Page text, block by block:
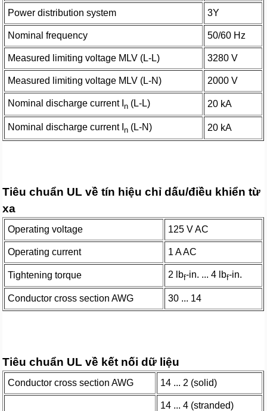
Power distribution system 3Y
Nominal frequency 50/60 Hz
Measured limiting voltage MLV (L-L) 3280 V
Measured limiting voltage MLV (L-N) 2000 V
Nominal discharge current In (L-L) 20 kA
Nominal discharge current In (L-N) 20 kA
Tiêu chuẩn UL về tín hiệu chỉ dấu/điều khiển từ
xa
Operating voltage 125 V AC
Operating current 1 A AC
Tightening torque 2 lbf-in. ... 4 lbf-in.
Conductor cross section AWG 30 ... 14
Tiêu chuẩn UL về kết nối dữ liệu
Conductor cross section AWG 14 ... 2 (solid)
14 ... 4 (stranded)